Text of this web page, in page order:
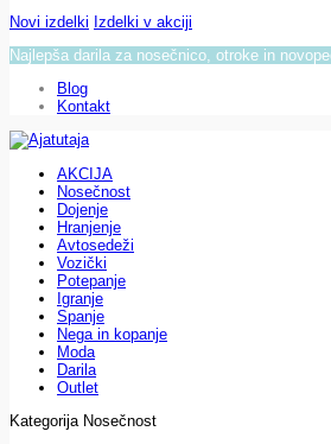
Novi izdelki Izdelki v akciji
Najlepša darila za nosečnico, otroke in
Blog
Kontakt
AKCIJA
Nosečnost
Dojenje
Hranjenje
Avtosedeži
Vozički
Potepanje
Igranje
Spanje
Nega in kopanje
Moda
Darila
Outlet
Kategorija Nosečnost